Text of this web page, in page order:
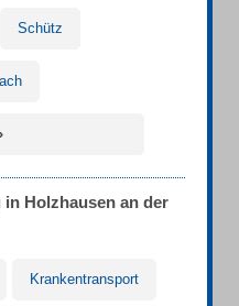
Schütz
Holzhausen an der
Krankentransport